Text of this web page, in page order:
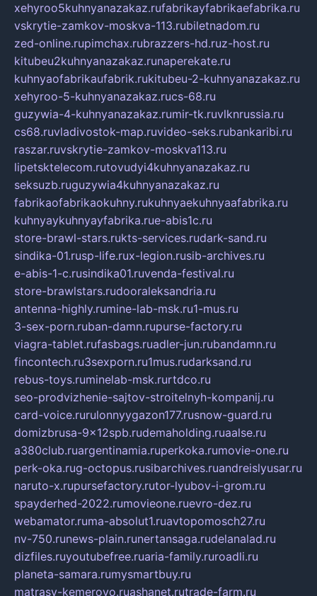
xehyroo5kuhnyanazakaz.rufabrikayfabrikaefabrika.ru
vskrytie-zamkov-moskva-113.rubiletnadom.ru
zed-online.rupimchax.rubrazzers-hd.ruz-host.ru
kitubeu2kuhnyanazakaz.runaperekate.ru
kuhnyaofabrikaufabrik.rukitubeu-2-kuhnyanazakaz.ru
xehyroo-5-kuhnyanazakaz.rucs-68.ru
guzywia-4-kuhnyanazakaz.rumir-tk.ruvlknrussia.ru
cs68.ruvladivostok-map.ruvideo-seks.rubankaribi.ru
raszar.ruvskrytie-zamkov-moskva113.ru
lipetsktelecom.rutovudyi4kuhnyanazakaz.ru
seksuzb.ruguzywia4kuhnyanazakaz.ru
fabrikaofabrikaokuhny.rukuhnyaekuhnyaafabrika.ru
kuhnyaykuhnyayfabrika.rue-abis1c.ru
store-brawl-stars.rukts-services.rudark-sand.ru
sindika-01.rusp-life.rux-legion.rusib-archives.ru
e-abis-1-c.rusindika01.ruvenda-festival.ru
store-brawlstars.rudooraleksandria.ru
antenna-highly.rumine-lab-msk.ru1-mus.ru
3-sex-porn.ruban-damn.rupurse-factory.ru
viagra-tablet.rufasbags.ruadler-jun.rubandamn.ru
fincontech.ru3sexporn.ru1mus.rudarksand.ru
rebus-toys.ruminelab-msk.rurtdco.ru
seo-prodvizhenie-sajtov-stroitelnyh-kompanij.ru
card-voice.rurulonnyygazon177.rusnow-guard.ru
domizbrusa-9x12spb.rudemaholding.ruaalse.ru
a380club.ruargentinamia.ruperkoka.rumovie-one.ru
perk-oka.rug-octopus.rusibarchives.ruandreislyusar.ru
naruto-x.rupursefactory.rutor-lyubov-i-grom.ru
spayderhed-2022.rumovieone.ruevro-dez.ru
webamator.ruma-absolut1.ruavtopomosch27.ru
nv-750.runews-plain.runertansaga.rudelanalad.ru
dizfiles.ruyoutubefree.ruaria-family.ruroadli.ru
planeta-samara.rumysmartbuy.ru
matrasy-kemerovo.ruashanet.rutrade-farm.ru